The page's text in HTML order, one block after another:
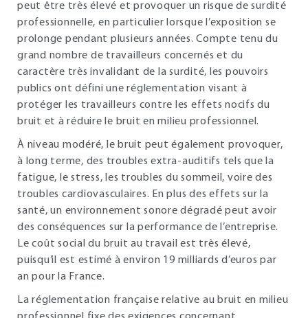
peut être très élevé et provoquer un risque de surdité
professionnelle, en particulier lorsque l’exposition se
prolonge pendant plusieurs années. Compte tenu du
grand nombre de travailleurs concernés et du
caractère très invalidant de la surdité, les pouvoirs
publics ont défini une réglementation visant à
protéger les travailleurs contre les effets nocifs du
bruit et à réduire le bruit en milieu professionnel.
À niveau modéré, le bruit peut également provoquer,
à long terme, des troubles extra-auditifs tels que la
fatigue, le stress, les troubles du sommeil, voire des
troubles cardiovasculaires. En plus des effets sur la
santé, un environnement sonore dégradé peut avoir
des conséquences sur la performance de l’entreprise.
Le coût social du bruit au travail est très élevé,
puisqu’il est estimé à environ 19 milliards d’euros par
an pour la France.
La réglementation française relative au bruit en milieu